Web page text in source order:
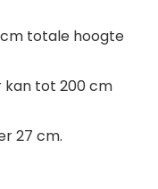
totale hoogte
kan tot 200 cm
27 cm.